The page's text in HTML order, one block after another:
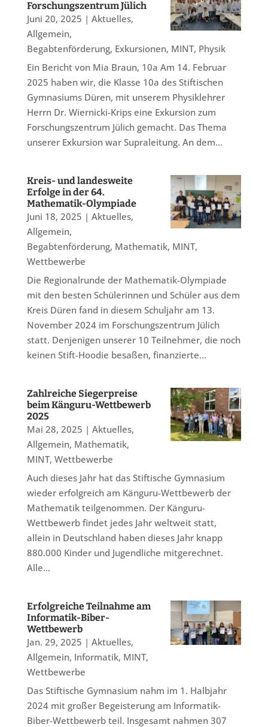
Forschungszentrum Jülich
Juni 20, 2025 | Aktuelles,
Allgemein,
Begabtenförderung, Exkursionen, MINT, Physik
Ein Bericht von Mia Braun, 10a Am 14. Februar
2025 haben wir, die Klasse 10a des Stiftischen
Gymnasiums Düren, mit unserem Physiklehrer
Herrn Dr. Wiernicki-Krips eine Exkursion zum
Forschungszentrum Jülich gemacht. Das Thema
unserer Exkursion war Supraleitung. An dem...
Kreis- und landesweite
Erfolge in der 64.
Mathematik-Olympiade
Juni 18, 2025 | Aktuelles,
Allgemein,
Begabtenförderung, Mathematik, MINT,
Wettbewerbe
Die Regionalrunde der Mathematik-Olympiade
mit den besten Schülerinnen und Schüler aus dem
Kreis Düren fand in diesem Schuljahr am 13.
November 2024 im Forschungszentrum Jülich
statt. Denjenigen unserer 10 Teilnehmer, die noch
keinen Stift-Hoodie besaßen, finanzierte...
Zahlreiche Siegerpreise
beim Känguru-Wettbewerb
2025
Mai 28, 2025 | Aktuelles,
Allgemein, Mathematik,
MINT, Wettbewerbe
Auch dieses Jahr hat das Stiftische Gymnasium
wieder erfolgreich am Känguru-Wettbewerb der
Mathematik teilgenommen. Der Känguru-
Wettbewerb findet jedes Jahr weltweit statt,
allein in Deutschland haben dieses Jahr knapp
880.000 Kinder und Jugendliche mitgerechnet.
Alle...
Erfolgreiche Teilnahme am
Informatik-Biber-
Wettbewerb
Jan. 29, 2025 | Aktuelles,
Allgemein, Informatik, MINT,
Wettbewerbe
Das Stiftische Gymnasium nahm im 1. Halbjahr
2024 mit großer Begeisterung am Informatik-
Biber-Wettbewerb teil. Insgesamt nahmen 307